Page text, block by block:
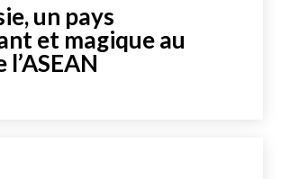
un pays
et magique au